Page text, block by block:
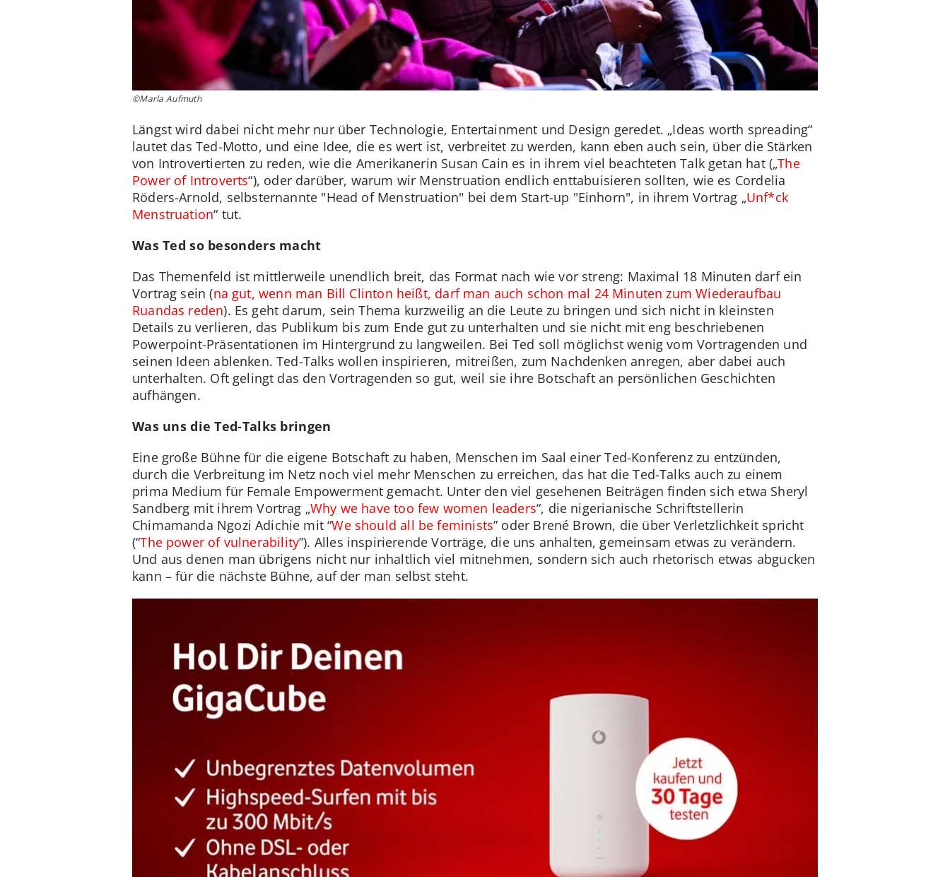
©Marla Aufmuth
Längst wird dabei nicht mehr nur über Technologie, Entertainment und Design geredet. „Ideas worth spreading“
lautet das Ted-Motto, und eine Idee, die es wert ist, verbreitet zu werden, kann eben auch sein, über die Stärken
von Introvertierten zu reden, wie die Amerikanerin Susan Cain es in ihrem viel beachteten Talk getan hat („The
Power of Introverts“), oder darüber, warum wir Menstruation endlich enttabuisieren sollten, wie es Cordelia
Röders-Arnold, selbsternannte "Head of Menstruation" bei dem Start-up "Einhorn", in ihrem Vortrag „Unf*ck
Menstruation“ tut.
Was Ted so besonders macht
Das Themenfeld ist mittlerweile unendlich breit, das Format nach wie vor streng: Maximal 18 Minuten darf ein
Vortrag sein (na gut, wenn man Bill Clinton heißt, darf man auch schon mal 24 Minuten zum Wiederaufbau
Ruandas reden). Es geht darum, sein Thema kurzweilig an die Leute zu bringen und sich nicht in kleinsten
Details zu verlieren, das Publikum bis zum Ende gut zu unterhalten und sie nicht mit eng beschriebenen
Powerpoint-Präsentationen im Hintergrund zu langweilen. Bei Ted soll möglichst wenig vom Vortragenden und
seinen Ideen ablenken. Ted-Talks wollen inspirieren, mitreißen, zum Nachdenken anregen, aber dabei auch
unterhalten. Oft gelingt das den Vortragenden so gut, weil sie ihre Botschaft an persönlichen Geschichten
aufhängen.
Was uns die Ted-Talks bringen
Eine große Bühne für die eigene Botschaft zu haben, Menschen im Saal einer Ted-Konferenz zu entzünden,
durch die Verbreitung im Netz noch viel mehr Menschen zu erreichen, das hat die Ted-Talks auch zu einem
prima Medium für Female Empowerment gemacht. Unter den viel gesehenen Beiträgen finden sich etwa Sheryl
Sandberg mit ihrem Vortrag „Why we have too few women leaders“, die nigerianische Schriftstellerin
Chimamanda Ngozi Adichie mit “We should all be feminists” oder Brené Brown, die über Verletzlichkeit spricht
(“The power of vulnerability”). Alles inspirierende Vorträge, die uns anhalten, gemeinsam etwas zu verändern.
Und aus denen man übrigens nicht nur inhaltlich viel mitnehmen, sondern sich auch rhetorisch etwas abgucken
kann – für die nächste Bühne, auf der man selbst steht.